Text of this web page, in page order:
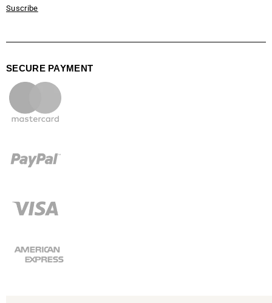
Suscribe
SECURE PAYMENT